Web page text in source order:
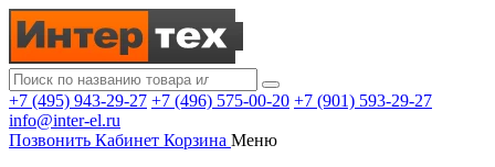
+7 (495) 943-29-27 +7 (496) 575-00-20 +7 (901) 593-29-27
info@inter-el.ru
Позвонить Кабинет Корзина Меню